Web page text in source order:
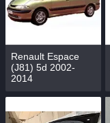
Renault Espace
(J81) 5d 2002-
2014